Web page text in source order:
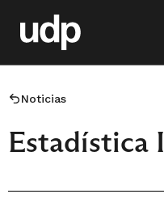
Noticias
Estadística I